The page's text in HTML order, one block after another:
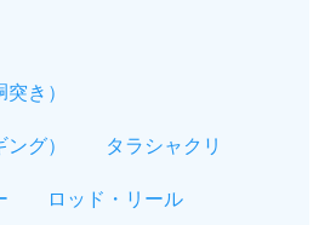
き）
グ）
タラシャクリ
ロッド・リール